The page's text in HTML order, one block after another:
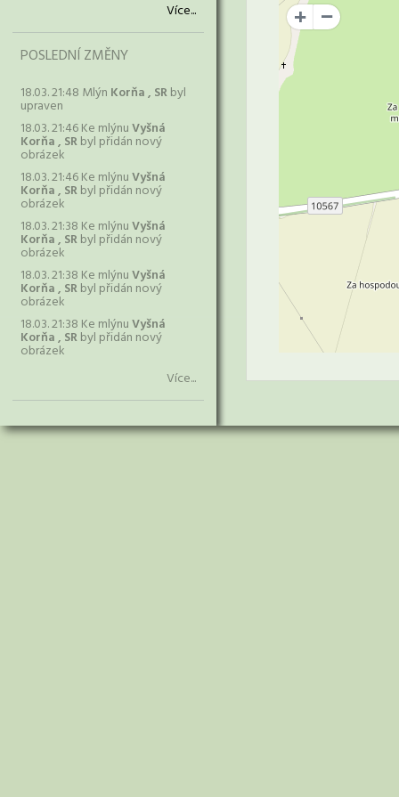
Více...
POSLEDNÍ ZMĚNY
18.03. 21:48 Mlýn Korňa , SRbyl
upraven
18.03. 21:46 Ke mlýnuVyšná
Korňa , SRbyl přidán nový
obrázek
18.03. 21:46 Ke mlýnuVyšná
Korňa , SRbyl přidán nový
obrázek
18.03. 21:38 Ke mlýnuVyšná
Korňa , SRbyl přidán nový
obrázek
18.03. 21:38 Ke mlýnuVyšná
Korňa , SRbyl přidán nový
obrázek
18.03. 21:38 Ke mlýnuVyšná
Korňa , SRbyl přidán nový
obrázek
Více...
+